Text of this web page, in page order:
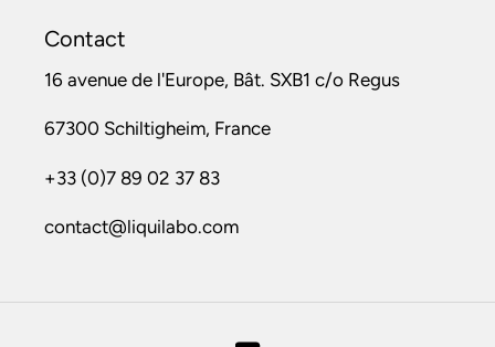
Contact
16 avenue de l'Europe, Bât. SXB1 c/o Regus
67300 Schiltigheim, France
+33 (0)7 89 02 37 83
contact@liquilabo.com